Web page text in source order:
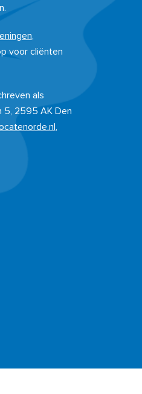
voor cliënten
als
5, 2595 AK Den